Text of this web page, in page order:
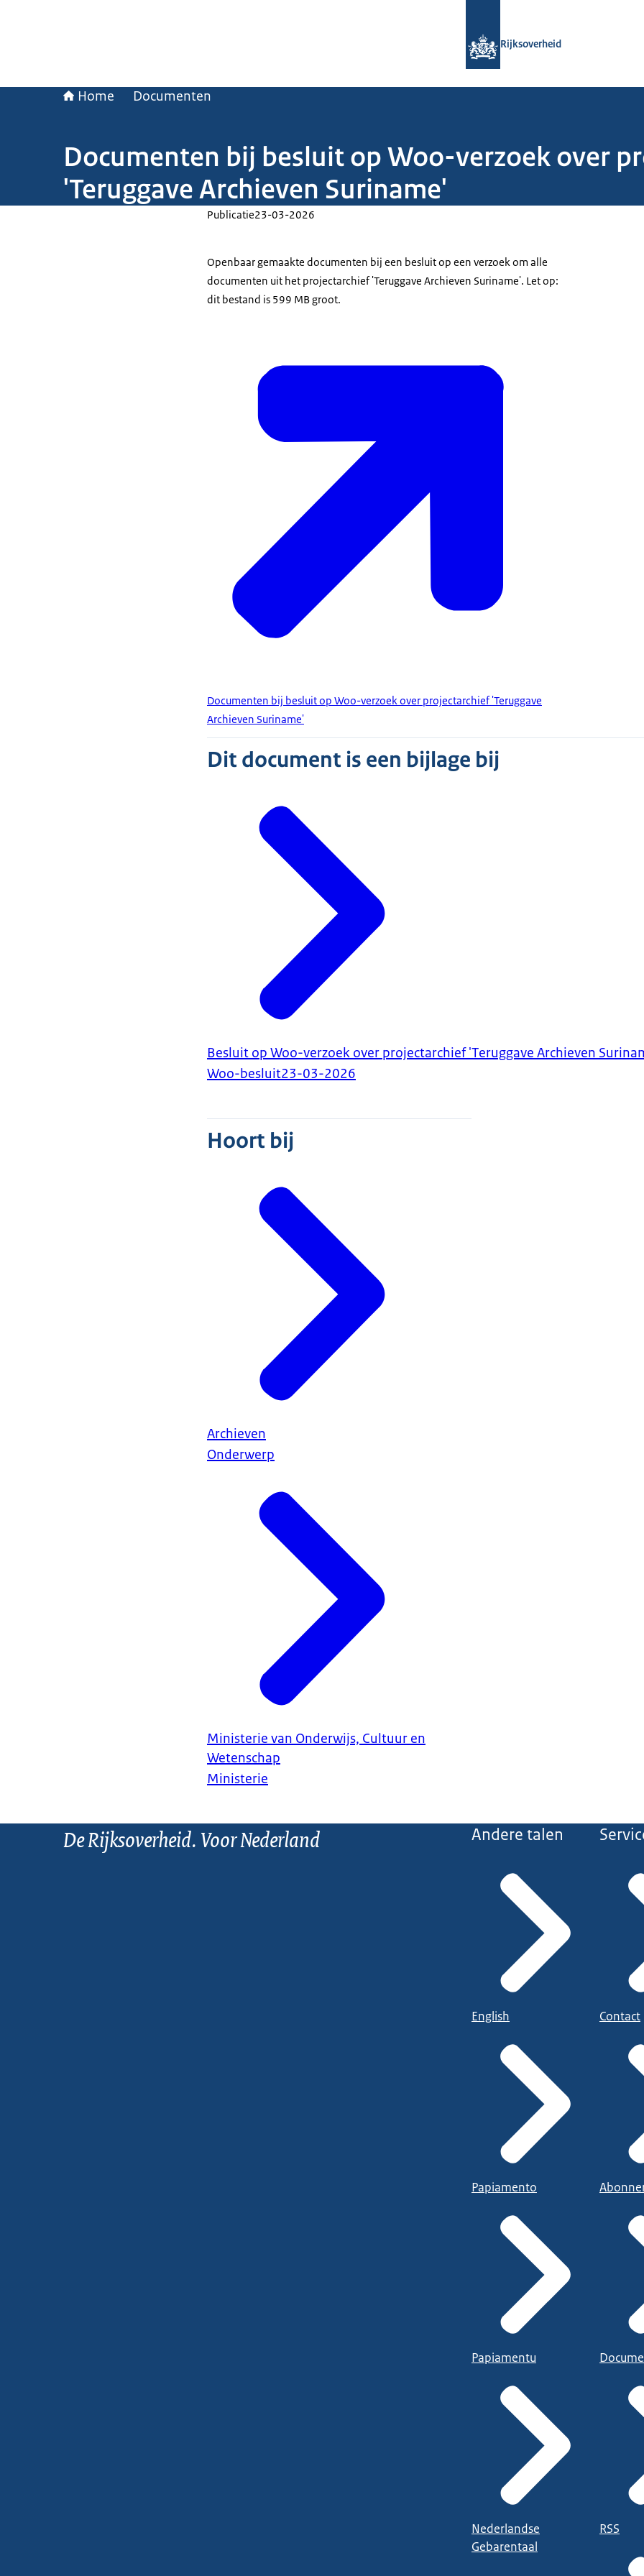
Rijksoverheid
Home Documenten
Documenten bij besluit op Woo-verzoek over
'Teruggave Archieven Suriname'
Publicatie23-03-2026
Openbaar gemaakte documenten bij een besluit op een verzoek om alle
documenten uit het projectarchief 'Teruggave Archieven Suriname'. Let op:
dit bestand is 599 MB groot.
Documenten bij besluit op Woo-verzoek over projectarchief 'Teruggave
Archieven Suriname'
Dit document is een bijlage bij
Besluit op Woo-verzoek over projectarchief 'Teruggave Archieven
Woo-besluit23-03-2026
Hoort bij
Archieven
Onderwerp
Ministerie van Onderwijs, Cultuur en
Wetenschap
Ministerie
De Rijksoverheid. Voor Nederland Andere talen
English
Papiamento
Papiamentu
Nederlandse
Gebarentaal
Contact
RSS